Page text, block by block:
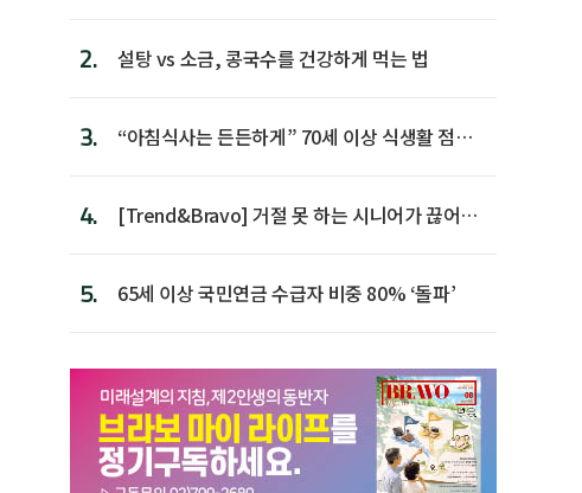
2. 설탕 vs 소금, 콩국수를 건강하게 먹는 법
3.
“아침식사는 든든하게” 70세 이상 식생활 점수
4.
[Trend&Bravo] 거절 못 하는 시니어가 끊어야
5. 65세 이상 국민연금 수급자 비중 80% ‘돌파’